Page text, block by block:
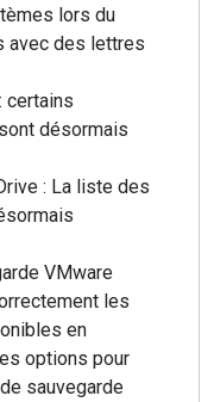
lors du
avec des lettres
certains
désormais
: La liste des
VMware
les
en
options pour
sauvegarde